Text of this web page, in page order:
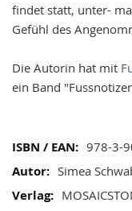
findet statt, unter-
Gefühl des
Die Autorin hat mit
ein Band
Mehr
Informationen
978-3-
Simea